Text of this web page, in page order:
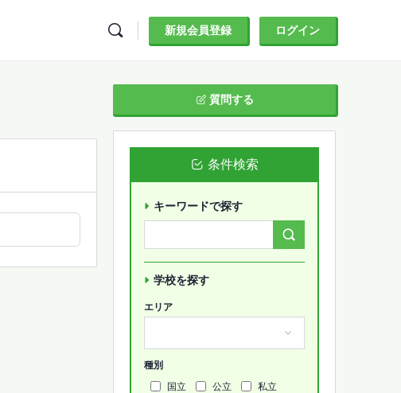
新規会員登録 ログイン
質問する
条件検索
キーワードで探す
学校を探す
エリア
種別
国立
公立 私立